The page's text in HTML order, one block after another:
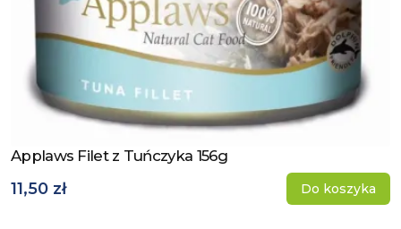
Zobacz produkt
Applaws Filet z Tuńczyka 156g
11,50 zł Do koszyka